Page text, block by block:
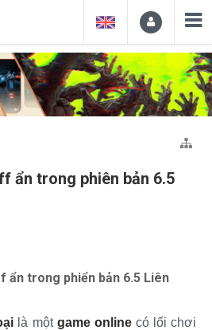
ẩn trong phiên bản 6.5
ẩn trong phiển bản 6.5 Liên
là một game onlinecó lối chơi